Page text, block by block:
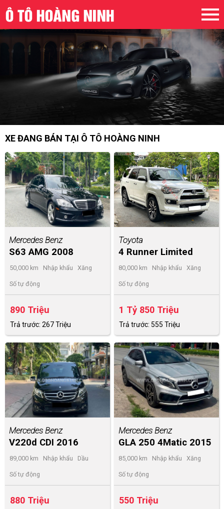
XE ĐANG BÁN TẠI Ô TÔ HOÀNG NINH
Mercedes Benz
S63 AMG 2008
50,000 km Nhập khẩu Xăng
Số tự động
890 Triệu
Trả trước: 267 Triệu
Toyota
4 Runner Limited
2015
80,000 km Nhập khẩu Xăng
Số tự động
1 Tỷ 850 Triệu
Trả trước: 555 Triệu
Mercedes Benz
V220d CDI 2016
89,000 km Nhập khẩu Dầu
Số tự động
880 Triệu
Mercedes Benz
GLA 250 4Matic 2015
85,000 km Nhập khẩu Xăng
Số tự động
550 Triệu